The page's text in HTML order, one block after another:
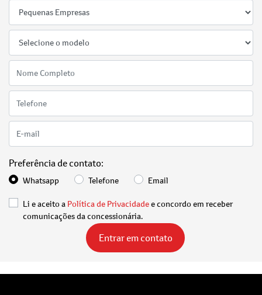
Preferência de contato:
Whatsapp Telefone Email
Li e aceito a Política de Privacidadee concordo em receber
comunicações da concessionária.
Entrar em contato